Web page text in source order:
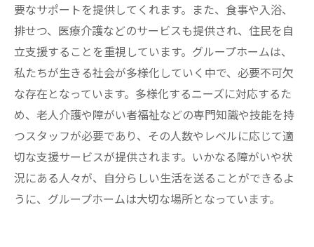
要なサポートを提供してくれます。また、食事や入浴、
排せつ、医療介護などのサービスも提供され、住民を自
立支援することを重視しています。グループホームは、
私たちが生きる社会が多様化していく中で、必要不可欠
な存在となっています。多様化するニーズに対応するた
め、老人介護や障がい者福祉などの専門知識や技能を持
つスタッフが必要であり、その人数やレベルに応じて適
切な支援サービスが提供されます。いかなる障がいや状
況にある人々が、自分らしい生活を送ることができるよ
うに、グループホームは大切な場所となっています。